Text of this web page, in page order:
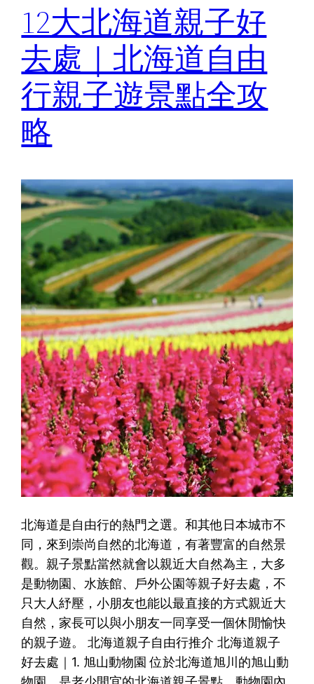
12大北海道親子好
去處｜北海道自由
行親子遊景點全攻
略
北海道是自由行的熱門之選。和其他日本城市不
同，來到崇尚自然的北海道，有著豐富的自然景
觀。親子景點當然就會以親近大自然為主，大多
是動物園、水族館、戶外公園等親子好去處，不
只大人紓壓，小朋友也能以最直接的方式親近大
自然，家長可以與小朋友一同享受一個休閒愉快
的親子遊。 北海道親子自由行推介 北海道親子
好去處｜1. 旭山動物園 位於北海道旭川的旭山動